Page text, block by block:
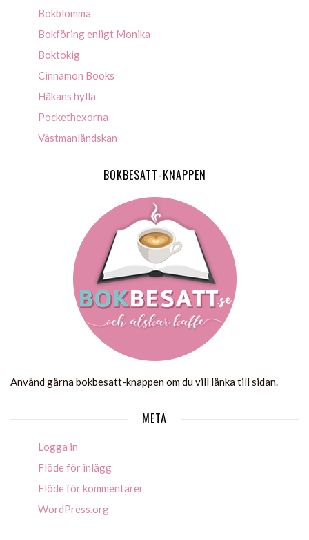
Bokblomma
Bokföring enligt Monika
Boktokig
Cinnamon Books
Håkans hylla
Pockethexorna
Västmanländskan
BOKBESATT-KNAPPEN
Använd gärna bokbesatt-knappen om du vill länka till sidan.
META
Logga in
Flöde för inlägg
Flöde för kommentarer
WordPress.org